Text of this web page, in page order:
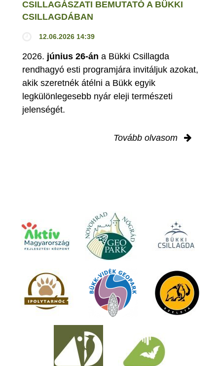
CSILLAGÁSZATI BEMUTATÓ A BÜKKI
CSILLAGDÁBAN
12.06.2026 14:39
2026. június 26-án a Bükki Csillagda
rendhagyó esti programjára invitáljuk azokat,
akik szeretnék átélni a Bükk egyik
legkülönlegesebb nyár eleji természeti
jelenségét.
Tovább olvasom